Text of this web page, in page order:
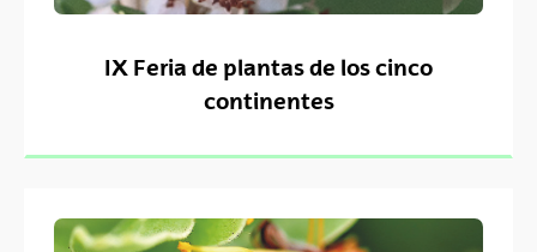
IX Feria de plantas de los cinco
continentes